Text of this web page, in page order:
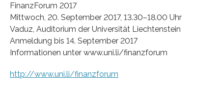
FinanzForum 2017
Mittwoch, 20. September 2017, 13.30–18.00 Uhr
Vaduz, Auditorium der Universität Liechtenstein
Anmeldung bis 14. September 2017
Informationen unter www.uni.li/finanzforum
http://www.uni.li/finanzforum